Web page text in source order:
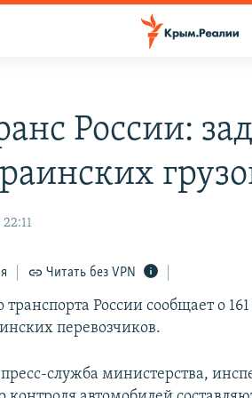
России:
Читать без VPN
России сообщает о
перевозчиков.
служба министерства,